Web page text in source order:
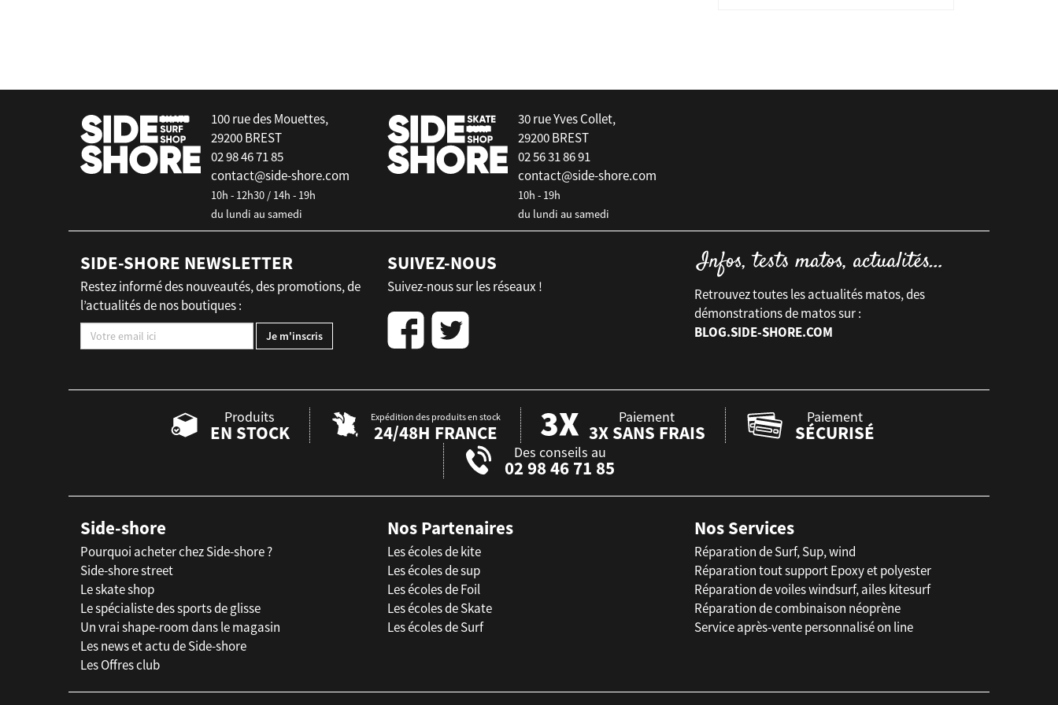
100 rue des Mouettes,
29200 BREST
02 98 46 71 85
contact@side-shore.com
10h - 12h30 / 14h - 19h
du lundi au samedi
30 rue Yves Collet,
29200 BREST
02 56 31 86 91
contact@side-shore.com
10h - 19h
du lundi au samedi
SIDE-SHORE NEWSLETTER
Restez informé des nouveautés, des promotions, de
l’actualités de nos boutiques :
SUIVEZ-NOUS
Suivez-nous sur les réseaux !
Retrouvez toutes les actualités matos, des
démonstrations de matos sur :
BLOG.SIDE-SHORE.COM
Produits
EN STOCK
Expédition des produits en stock
24/48H FRANCE
Paiement
3X SANS FRAIS
Paiement
SÉCURISÉ
Des conseils au
02 98 46 71 85
Side-shore
Pourquoi acheter chez Side-shore ?
Side-shore street
Le skate shop
Le spécialiste des sports de glisse
Un vrai shape-room dans le magasin
Les news et actu de Side-shore
Les Offres club
Nos Partenaires
Les écoles de kite
Les écoles de sup
Les écoles de Foil
Les écoles de Skate
Les écoles de Surf
Nos Services
Réparation de Surf, Sup, wind
Réparation tout support Epoxy et polyester
Réparation de voiles windsurf, ailes kitesurf
Réparation de combinaison néoprène
Service après-vente personnalisé on line